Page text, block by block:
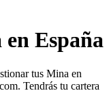
España
tus Mina en
Tendrás tu cartera